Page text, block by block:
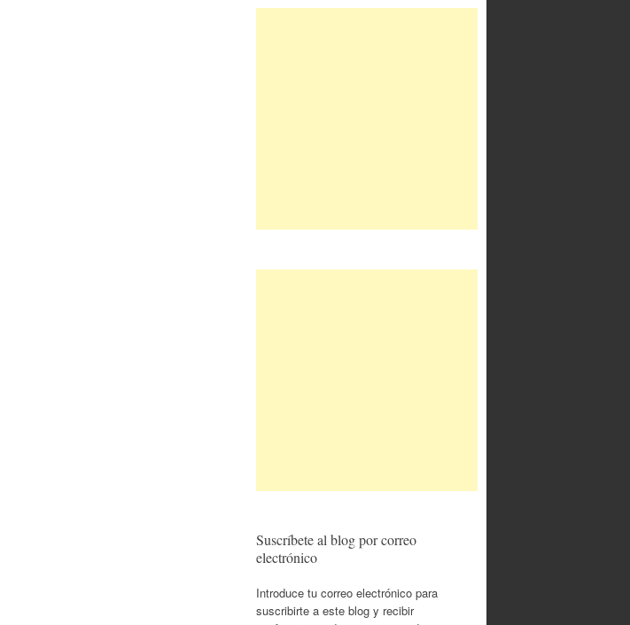
Suscríbete al blog por correo
electrónico
Introduce tu correo electrónico para
suscribirte a este blog y recibir